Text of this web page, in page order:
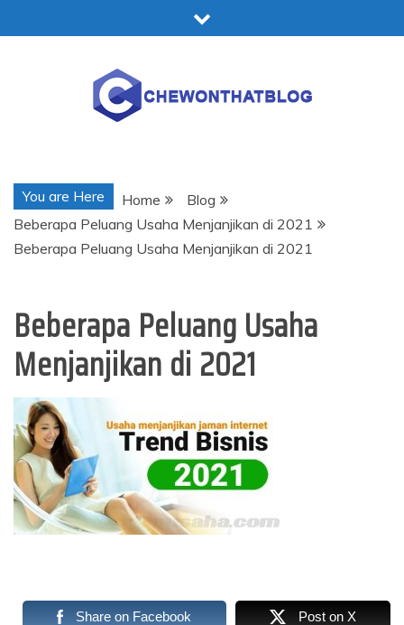
to
You are Here Home
Blog
Beberapa Peluang Usaha Menjanjikan di 2021
Beberapa Peluang Usaha Menjanjikan di 2021
Beberapa Peluang Usaha
Menjanjikan di 2021
Share on Facebook Post on X